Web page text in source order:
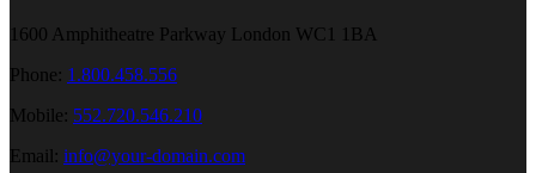
1600 Amphitheatre Parkway London WC1 1BA
Phone: 1.800.458.556
Mobile: 552.720.546.210
Email: info@your-domain.com